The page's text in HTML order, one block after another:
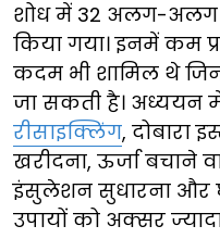
शोध में 32 अलग-अलग
किया गया। इनमें कम
कदम भी शामिल थे
जा सकती है। अध्ययन
रीसाइक्लिंग, दोबारा
खरीदना, ऊर्जा बचाने
इंसुलेशन सुधारना
उपायों को अक्सर